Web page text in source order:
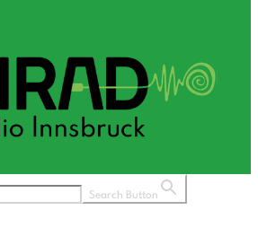
Search Button